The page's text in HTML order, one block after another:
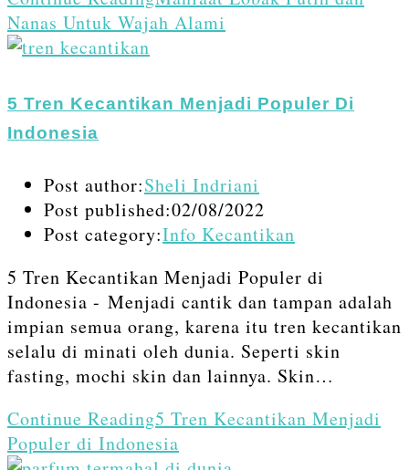
Nanas Untuk Wajah Alami
5 Tren Kecantikan Menjadi Populer Di
Indonesia
Post author:Sheli Indriani
Post published:02/08/2022
Post category:Info Kecantikan
5 Tren Kecantikan Menjadi Populer di
Indonesia - Menjadi cantik dan tampan adalah
impian semua orang, karena itu tren kecantikan
selalu di minati oleh dunia. Seperti skin
fasting, mochi skin dan lainnya. Skin…
Continue Reading5 Tren Kecantikan Menjadi
Populer di Indonesia